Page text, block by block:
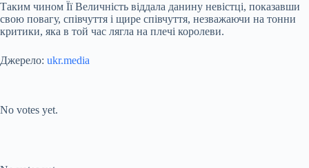
Таким чином Її Величність віддала данину невістці, показавши
свою повагу, співчуття і щире співчуття, незважаючи на тонни
критики, яка в той час лягла на плечі королеви.
Джерело: ukr.media
No votes yet.